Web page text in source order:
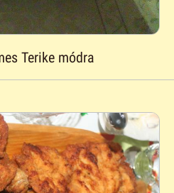
Terike módra